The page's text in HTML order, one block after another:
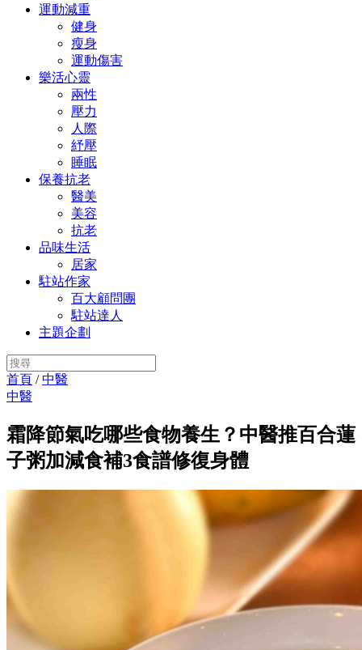
運動減重
健身
瘦身
運動傷害
樂活心靈
兩性
壓力
人際
紓壓
睡眠
保養抗老
醫美
美容
抗老
品味生活
居家
駐站作家
百大顧問團
駐站達人
主題企劃
首頁 /中醫
中醫
霜降節氣吃哪些食物養生？中醫推百合蓮
子粥加減食補3食譜修復身體